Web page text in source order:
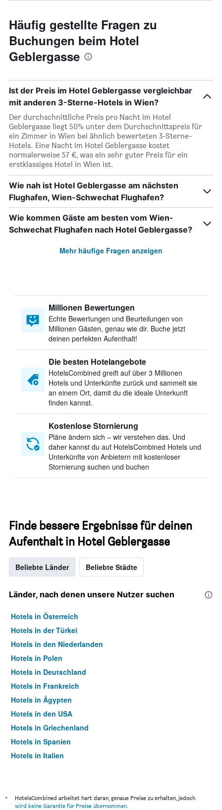
Häufig gestellte Fragen zu
Buchungen beim Hotel
Geblergasse
Ist der Preis im Hotel Geblergasse vergleichbar
mit anderen 3-Sterne-Hotels in Wien?
Der durchschnittliche Preis pro Nacht im Hotel
Geblergasse liegt 50% unter dem Durchschnittspreis für
ein Zimmer in Wien bei ähnlich bewerteten 3-Sterne-
Hotels. Eine Nacht im Hotel Geblergasse kostet
normalerweise 57 €, was ein sehr guter Preis für ein
erstklassiges Hotel in Wien ist.
Wie nah ist Hotel Geblergasse am nächsten
Flughafen, Wien-Schwechat Flughafen?
Wie kommen Gäste am besten vom Wien-
Schwechat Flughafen nach Hotel Geblergasse?
Mehr häufige Fragen anzeigen
Millionen Bewertungen
Echte Bewertungen und Beurteilungen von
Millionen Gästen, genau wie dir. Buche jetzt
deinen perfekten Aufenthalt!
Die besten Hotelangebote
HotelsCombined greift auf über 3 Millionen
Hotels und Unterkünfte zurück und sammelt sie
an einem Ort, damit du die ideale Unterkunft
finden kannst.
Kostenlose Stornierung
Pläne ändern sich – wir verstehen das. Und
daher kannst du auf HotelsCombined Hotels und
Unterkünfte von Anbietern mit kostenloser
Stornierung suchen und buchen
Finde bessere Ergebnisse für deinen
Aufenthalt in Hotel Geblergasse
Beliebte Länder Beliebte Städte
Länder, nach denen unsere Nutzer suchen
Hotels in Österreich
Hotels in der Türkei
Hotels in den Niederlanden
Hotels in Polen
Hotels in Deutschland
Hotels in Frankreich
Hotels in Ägypten
Hotels in den USA
Hotels in Griechenland
Hotels in Spanien
Hotels in Italien
*
HotelsCombined arbeitet hart daran, genaue Preise zu erhalten, jedoch
wird keine Garantie für Preise übernommen.